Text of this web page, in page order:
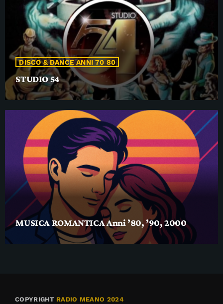
DISCO & DANCE ANNI 70 80
STUDIO 54
MUSICA ROMANTICA Anni ’80, ’90, 2000
COPYRIGHT RADIO MEANO 2024